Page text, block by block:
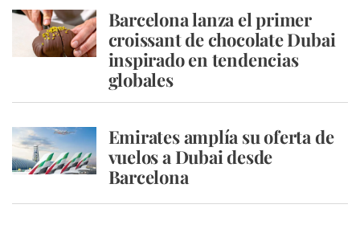
Barcelona lanza el primer
croissant de chocolate Dubai
inspirado en tendencias
globales
Emirates amplía su oferta de
vuelos a Dubai desde
Barcelona